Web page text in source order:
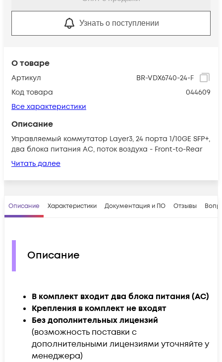
О товаре
Артикул
BR-VDX6740-24-F
Код товара
044609
Все характеристики
Описание
Управляемый коммутатор Layer3, 24 порта 1/10GE SFP+,
два блока питания AC, поток воздуха - Front-to-Rear
Читать далее
Узнать о поступлении
Описание Характеристики Документация и ПО Отзывы
Описание
В комплект входит два блока питания (AC)
Крепления в комплект не входят
Без дополнительных лицензий
(возможность поставки с
дополнительными лицензиями уточняйте у
менеджера)